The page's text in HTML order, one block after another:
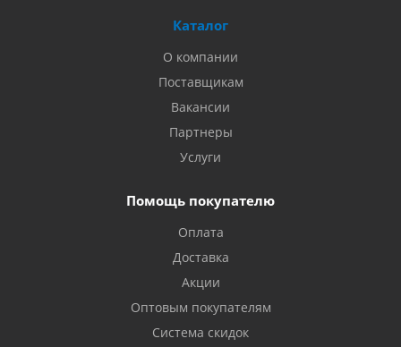
Каталог
О компании
Поставщикам
Вакансии
Партнеры
Услуги
Помощь покупателю
Оплата
Доставка
Акции
Оптовым покупателям
Система скидок